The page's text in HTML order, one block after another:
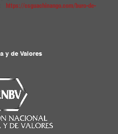
https://csguachinango.com/buro-de-
y de Valores